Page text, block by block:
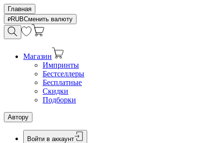
Главная
RUBСменить валюту
Магазин
Импринты
Бестселлеры
Бесплатные
Скидки
Подборки
Автору
Войти в аккаунт